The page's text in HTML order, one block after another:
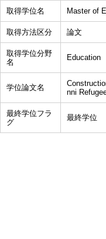
取得学位名 Master of
取得方法区分 論文
取得学位分野
名
Education
学位論文名
nni
最終学位フラ
グ
最終学位